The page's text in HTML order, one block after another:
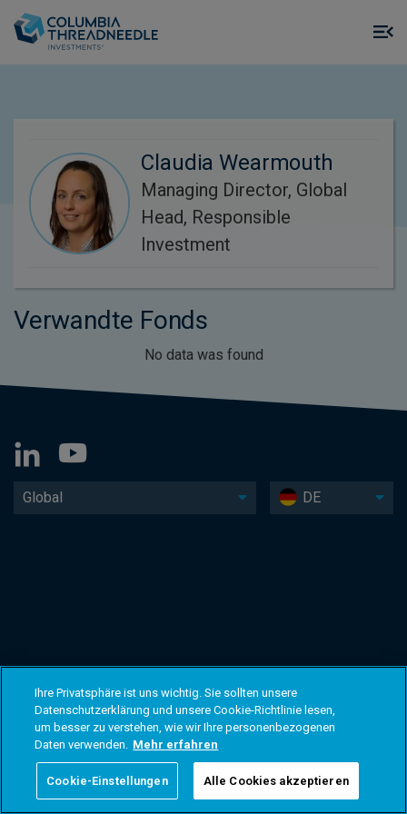
Claudia Wearmouth
Managing Director, Global
Head, Responsible
Investment
Verwandte Fonds
No data was found
Global DE
Ihre Privatsphäre ist uns wichtig. Sie sollten unsere
Datenschutzerklärung und unsere Cookie-Richtlinie lesen,
um besser zu verstehen, wie wir Ihre personenbezogenen
Daten verwenden. Mehr erfahren
Cookie-Einstellungen Alle Cookies akzeptieren